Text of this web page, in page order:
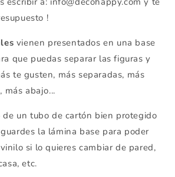
!
vienen presentados en una base
que puedas separar las figuras y
te gusten, más separadas, más
más abajo...
un tubo de cartón bien protegido
la lámina base para poder
si lo quieres cambiar de pared,
etc.